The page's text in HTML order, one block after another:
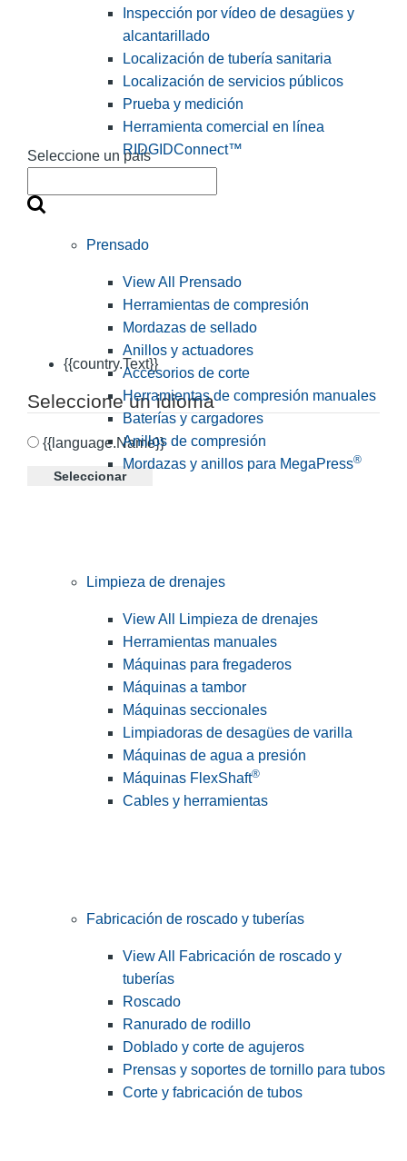
Seleccione un país
{{country.Text}}
Seleccione un idioma
{{language.Name}}
Seleccionar
Inspección por vídeo de desagües y
alcantarillado
Localización de tubería sanitaria
Localización de servicios públicos
Prueba y medición
Herramienta comercial en línea
RIDGIDConnect™
Prensado
View All Prensado
Herramientas de compresión
Mordazas de sellado
Anillos y actuadores
Accesorios de corte
Herramientas de compresión manuales
Baterías y cargadores
Anillos de compresión
Mordazas y anillos para MegaPress®
Limpieza de drenajes
View All Limpieza de drenajes
Herramientas manuales
Máquinas para fregaderos
Máquinas a tambor
Máquinas seccionales
Limpiadoras de desagües de varilla
Máquinas de agua a presión
Máquinas FlexShaft®
Cables y herramientas
Fabricación de roscado y tuberías
View All Fabricación de roscado y
tuberías
Roscado
Ranurado de rodillo
Doblado y corte de agujeros
Prensas y soportes de tornillo para tubos
Corte y fabricación de tubos